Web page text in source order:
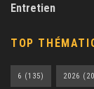
Entretien
TOP
6 (135) 2026